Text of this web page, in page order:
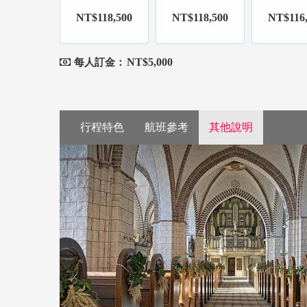
NT$118,500 NT$118,500
每人訂金： NT$5,000
行程特色 航班參考 其他說明